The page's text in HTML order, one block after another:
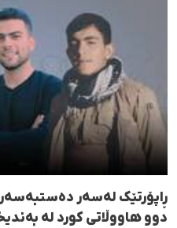
ڕاپۆرتێک لەسەر
دوو هاووڵاتی کورد لە